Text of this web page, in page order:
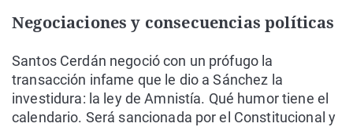
Negociaciones y consecuencias políticas
Santos Cerdán negoció con un prófugo la
transacción infame que le dio a Sánchez la
investidura: la ley de Amnistía. Qué humor tiene el
calendario. Será sancionada por el Constitucional y